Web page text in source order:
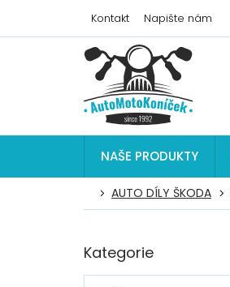
obsah
Kontakt Napište nám
NAŠE PRODUKTY
AUTO DÍLY ŠKODA
o
s
Přeskočit
kategorie
Kategorie